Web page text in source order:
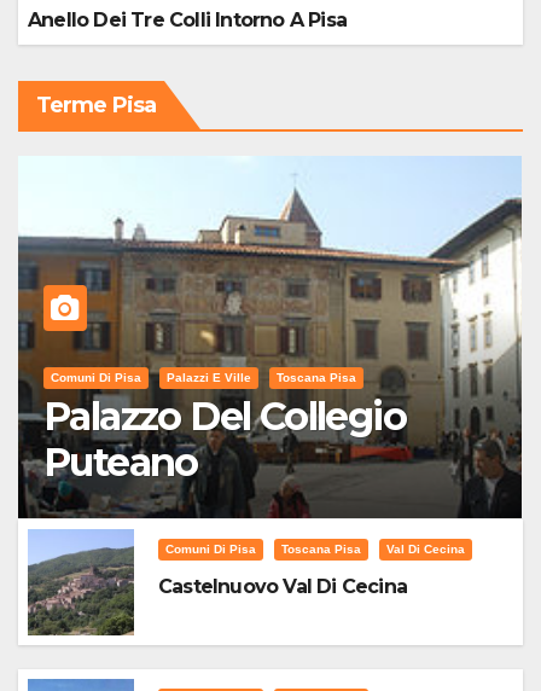
Anello Dei Tre Colli Intorno A Pisa
Terme Pisa
Comuni Di Pisa Palazzi E Ville Toscana Pisa
Palazzo Del Collegio
Puteano
Comuni Di Pisa Toscana Pisa Val Di Cecina
Castelnuovo Val Di Cecina